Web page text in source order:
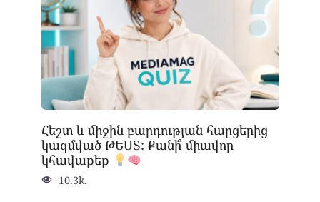
Հեշտ և միջին բարդության հարցերից
կազմված ԹԵՍՏ: Քանի՞ միավոր
կհավաքեք
10.3k.